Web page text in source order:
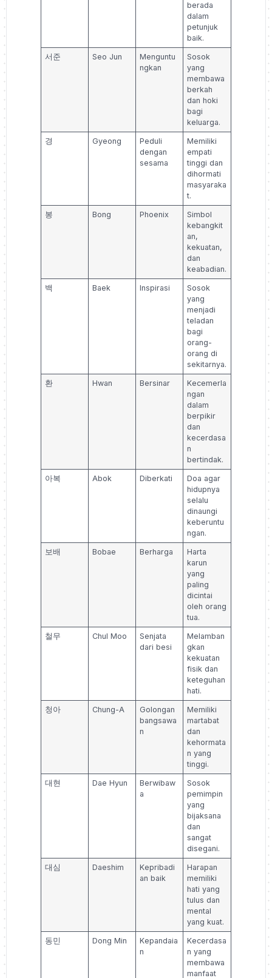
berada
dalam
petunjuk
baik.
서준 Seo Jun
Menguntu
ngkan
Sosok
yang
membawa
berkah
dan hoki
bagi
keluarga.
경 Gyeong
Peduli
dengan
sesama
Memiliki
empati
tinggi dan
dihormati
masyaraka
t.
봉 Bong Phoenix
Simbol
kebangkit
an,
kekuatan,
dan
keabadian.
백 Baek Inspirasi
Sosok
yang
menjadi
teladan
bagi
orang-
orang di
sekitarnya.
환 Hwan Bersinar
Kecemerla
ngan
dalam
berpikir
dan
kecerdasa
n
bertindak.
아복 Abok Diberkati
Doa agar
hidupnya
selalu
dinaungi
keberuntu
ngan.
보배 Bobae Berharga
Harta
karun
yang
paling
dicintai
oleh orang
tua.
철무 Chul Moo
Senjata
dari besi
Melamban
gkan
kekuatan
fisik dan
keteguhan
hati.
청아 Chung-A
Golongan
bangsawa
n
Memiliki
martabat
dan
kehormata
n yang
tinggi.
대현 Dae Hyun
Berwibaw
a
Sosok
pemimpin
yang
bijaksana
dan
sangat
disegani.
대심 Daeshim
Kepribadi
an baik
Harapan
memiliki
hati yang
tulus dan
mental
yang kuat.
동민 Dong Min
Kepandaia
n
Kecerdasa
n yang
membawa
manfaat